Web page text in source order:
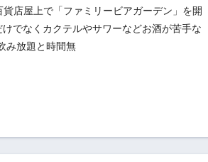
店屋上で「ファミリービアガーデン」を開
でなくカクテルやサワーなどお酒が苦手な
み放題と時間無